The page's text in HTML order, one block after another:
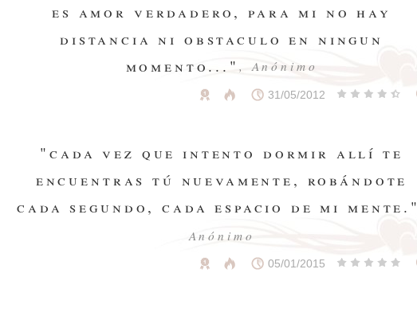
es amor verdadero, para mi no hay
distancia ni obstaculo en ningun
momento..." , Anónimo
31/05/2012
"cada vez que intento dormir allí te
encuentras tú nuevamente, robándote
cada segundo, cada espacio de mi mente."
Anónimo
05/01/2015